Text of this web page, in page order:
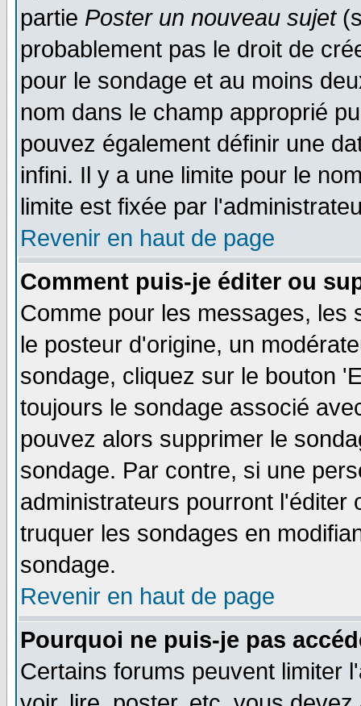
partie Poster un nouveau sujet
probablement pas le droit de
pour le sondage et au moins
nom dans le champ approprié
pouvez également définir une
infini. Il y a une limite pour le
limite est fixée par
Revenir en haut de page
Comment puis-je éditer ou
Comme pour les messages, les
le posteur d'origine, un
sondage, cliquez sur le bouton
toujours le sondage associé
pouvez alors supprimer le
sondage. Par contre, si une
administrateurs pourront l'éditer
truquer les sondages en
sondage.
Revenir en haut de page
Pourquoi ne puis-je pas
Certains forums peuvent limiter